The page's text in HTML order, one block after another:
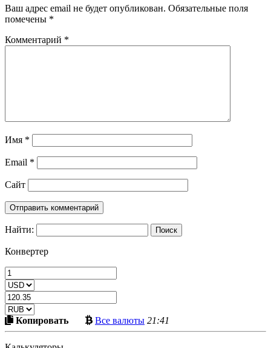
Ваш адрес email не будет опубликован. Обязательные поля
помечены *
Комментарий *
Имя *
Email *
Сайт
Найти:
Конвертер
КопироватьСкопировать
в
Все валютыБольше
криптовалют
21:41